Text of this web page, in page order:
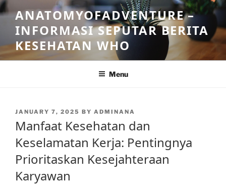
Skip
to
content
ANATOMYOFADVENTURE –
INFORMASI SEPUTAR BERITA
KESEHATAN WHO
Menu
POSTED
JANUARY 7, 2025 BY ADMINANA
Manfaat Kesehatan dan
Keselamatan Kerja: Pentingnya
Prioritaskan Kesejahteraan
Karyawan